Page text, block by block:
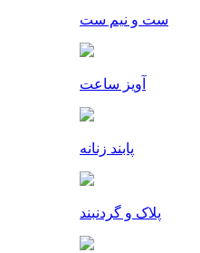
ست و نیم ست
آویز ساعت
پابند زنانه
پلاک و گردنبند